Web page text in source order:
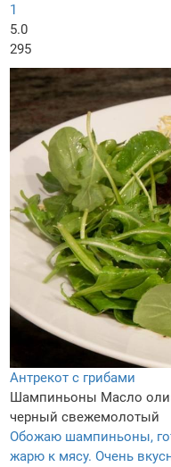
1
5.0
295
Антрекот с грибами
Шампиньоны Масло
черный свежемолотый
Обожаю шампиньоны,
жарю к мясу. Очень